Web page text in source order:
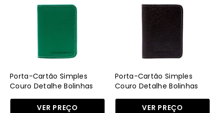
Couro
Detalhe
Bolinhas
Verde
PRI-
063
-
VD
Porta-Cartão Simples
Couro Detalhe Bolinhas
Verde PRI-063 - VD
VER PREÇO
Couro
Detalhe
Bolinhas
Cacau
PRI-
063
-
CA
Porta-Cartão Simples
Couro Detalhe Bolinhas
Cacau PRI-063 - CA
VER PREÇO